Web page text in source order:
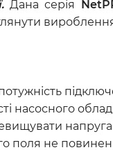
Дана серія
вироблення
насосного
напруга
поля не